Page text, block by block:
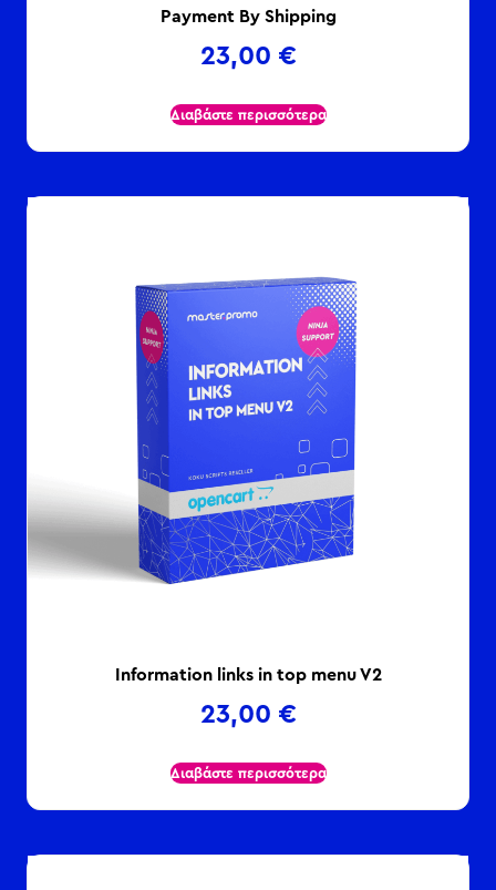
Payment By Shipping
23,00 €
Διαβάστε περισσότερα
Information links in top menu V2
23,00 €
Διαβάστε περισσότερα